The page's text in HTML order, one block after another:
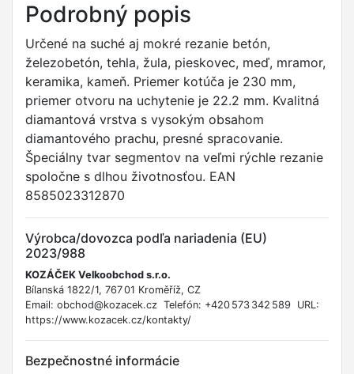
Podrobný popis
Určené na suché aj mokré rezanie betón,
železobetón, tehla, žula, pieskovec, meď, mramor,
keramika, kameň. Priemer kotúča je 230 mm,
priemer otvoru na uchytenie je 22.2 mm. Kvalitná
diamantová vrstva s vysokým obsahom
diamantového prachu, presné spracovanie.
Špeciálny tvar segmentov na veľmi rýchle rezanie
spoločne s dlhou životnosťou. EAN
8585023312870
Výrobca/dovozca podľa nariadenia (EU)
2023/988
KOZÁČEK Velkoobchod s.r.o.
Bílanská 1822/1, 767 01 Kroměříž, CZ
Email: obchod@kozacek.cz Telefón: +420 573 342 589 URL:
https://www.kozacek.cz/kontakty/
Bezpečnostné informácie